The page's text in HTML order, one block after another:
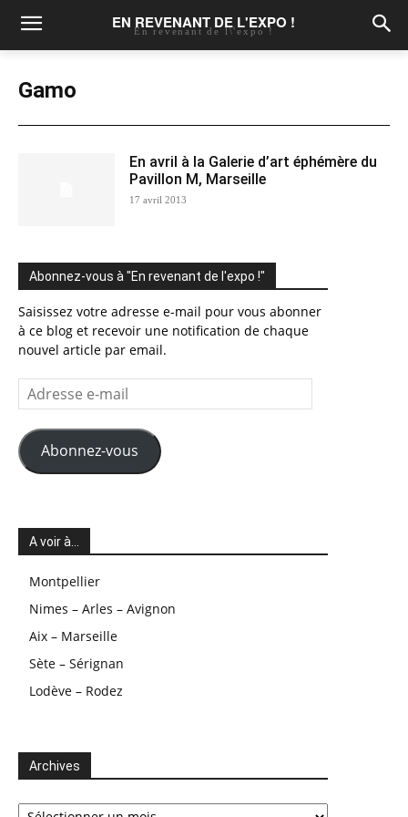
EN REVENANT DE L'EXPO !
En revenant de l\'expo !
Gamo
En avril à la Galerie d’art éphémère du
Pavillon M, Marseille
17 avril 2013
Abonnez-vous à "En revenant de l'expo !"
Saisissez votre adresse e-mail pour vous abonner
à ce blog et recevoir une notification de chaque
nouvel article par email.
Adresse
e-
mail
Abonnez-vous
A voir à…
Montpellier
Nimes – Arles – Avignon
Aix – Marseille
Sète – Sérignan
Lodève – Rodez
Archives
Archives